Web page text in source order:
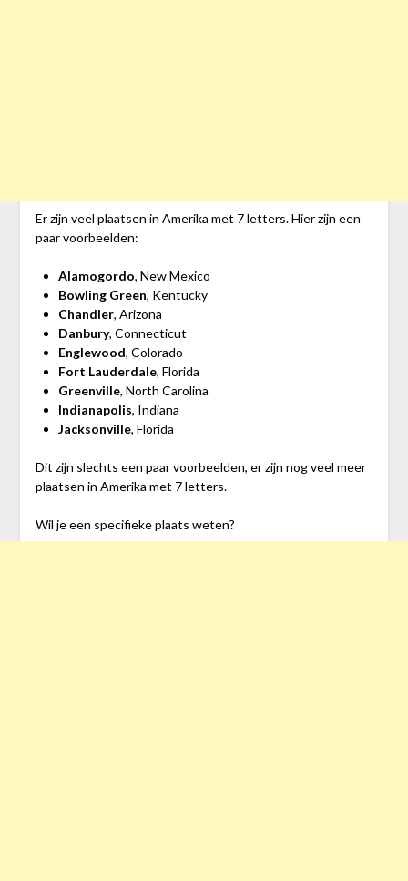
Er zijn veel plaatsen in Amerika met 7 letters. Hier zijn een
paar voorbeelden:
Alamogordo, New Mexico
Bowling Green, Kentucky
Chandler, Arizona
Danbury, Connecticut
Englewood, Colorado
Fort Lauderdale, Florida
Greenville, North Carolina
Indianapolis, Indiana
Jacksonville, Florida
Dit zijn slechts een paar voorbeelden, er zijn nog veel meer
plaatsen in Amerika met 7 letters.
Wil je een specifieke plaats weten?